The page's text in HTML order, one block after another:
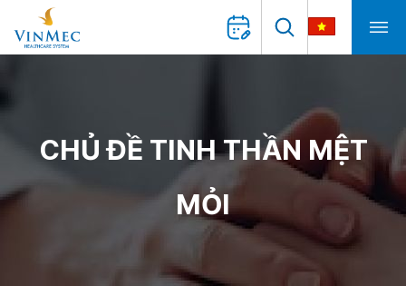
CHỦ ĐỀ TINH THẦN MỆT
MỎI